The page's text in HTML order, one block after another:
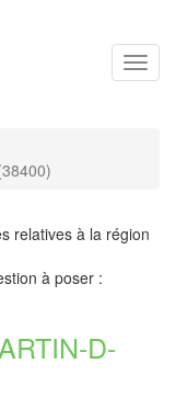
relatives à la région
à poser :
D-